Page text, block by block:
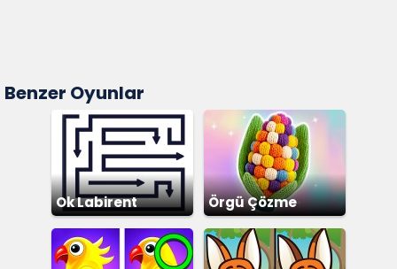
Benzer Oyunlar
Ok Labirent
Bulmaca
Örgü Çözme